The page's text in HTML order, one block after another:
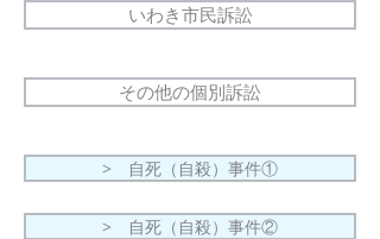
いわき市民訴訟
その他の個別訴訟
> 自死（自殺）事件①
> 自死（自殺）事件②